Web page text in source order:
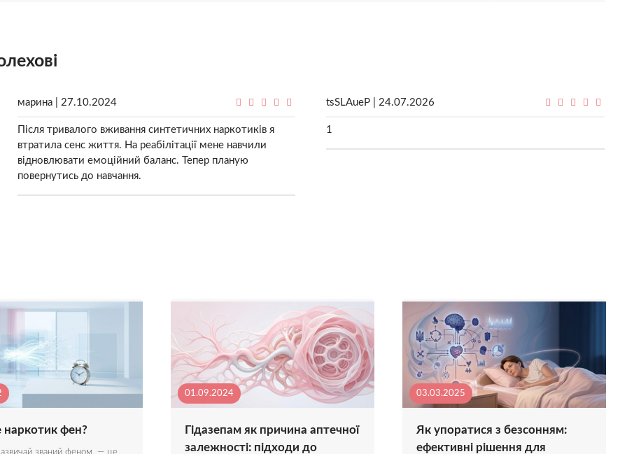
марина | 27.10.2024
Після тривалого вживання синтетичних наркотиків я
втратила сенс життя. На реабілітації мене навчили
відновлювати емоційний баланс. Тепер планую
повернутись до навчання.
tsSLAueP | 24.07.2026
1
фен?
01.09.2024
Гідазепам як причина аптечної
залежності: підходи до
03.03.2025
Як упоратися з безсонням:
ефективні рішення для